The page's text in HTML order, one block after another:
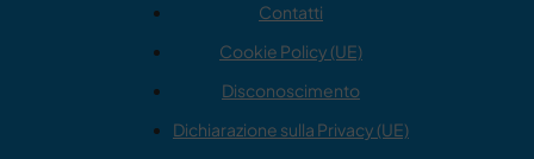
Contatti
Cookie Policy (UE)
Disconoscimento
Dichiarazione sulla Privacy (UE)